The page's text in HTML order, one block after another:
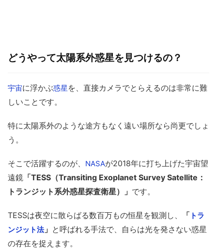
どうやって太陽系外惑星を見つけるの？
宇宙に浮かぶ惑星 を、直接カメラでとらえるのは非常に難
しいことです。
特に太陽系外のような途方もなく遠い場所なら尚更でしょ
う。
そこで活躍するのが、 NASAが2018年に打ち上げた宇宙望
遠鏡 「TESS（Transiting Exoplanet Survey Satellite：
トランジット系外惑星探査衛星）」 です。
TESSは夜空に散らばる数百万もの恒星を観測し、 「 トラ
ンジット法」 と呼ばれる手法で、自らは光を発さない惑星
の存在を捉えます。